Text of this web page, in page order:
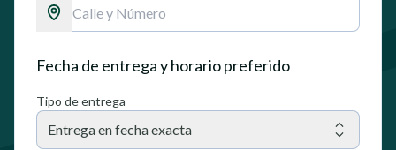
Fecha de entrega y horario preferido
Tipo de entrega
Entrega en fecha exacta